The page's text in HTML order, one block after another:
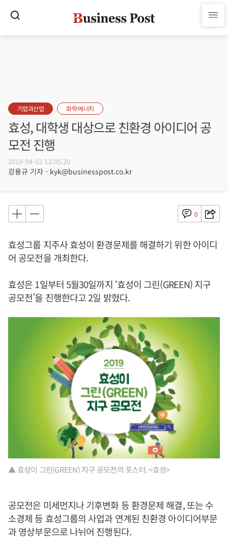
기업과산업 화학·에너지
효성, 대학생 대상으로 친환경 아이디어 공
모전 진행
2019-04-02 12:05:20
강용규 기자 - kyk@businesspost.co.kr
0
효성그룹 지주사 효성이 환경문제를 해결하기 위한 아이디
어 공모전을 개최한다.
효성은 1일부터 5월30일까지 ‘효성이 그린(GREEN) 지구
공모전’을 진행한다고 2일 밝혔다.
▲ 효성이 그린(GREEN) 지구 공모전의 포스터. <효성>
공모전은 미세먼지나 기후변화 등 환경문제 해결, 또는 수
소경제 등 효성그룹의 사업과 연계된 친환경 아이디어부문
과 영상부문으로 나뉘어 진행된다.